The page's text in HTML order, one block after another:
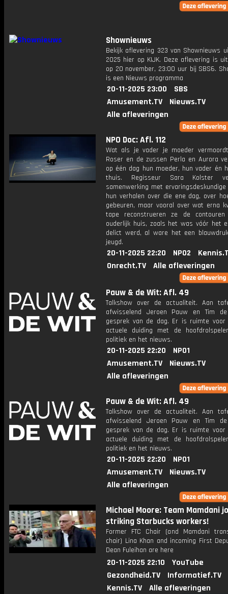
Shownieuws
Bekijk aflevering 323 van Shownieuws
2025 hier op KIJK. Deze aflevering is
op 20 november, 23:00 uur bij SBS6.
is een Nieuws programma
20-11-2025 23:00
SBS
Amusement.TV
Nieuws.TV
Alle afleveringen
NPO Doc: Afl. 112
Wat als je vader je moeder
Roser en de zussen Perla en Aurora
op één dag hun moeder, hun vader én
thuis. Regisseur Sara Kolster
samenwerking met
hun verhalen over die ene dag, over
gebeuren, maar vooral over wat erna
tape reconstrueren ze de
ouderlijk huis, zoals het was vóór het
delict werd, al ware het een
jeugd.
20-11-2025 22:20 NPO2
Onrecht.TV
Alle afleveringen
Pauw & de Wit: Afl. 49
Talkshow over de actualiteit. Aan
afwisselend Jeroen Pauw en Tim
gesprek van de dag. Er is ruimte
actuele duiding met de
politiek en het nieuws.
20-11-2025 22:20
NPO1
Amusement.TV
Nieuws.TV
Alle afleveringen
Pauw & de Wit: Afl. 49
Talkshow over de actualiteit. Aan
afwisselend Jeroen Pauw en Tim
gesprek van de dag. Er is ruimte
actuele duiding met de
politiek en het nieuws.
20-11-2025 22:20
NPO1
Amusement.TV
Nieuws.TV
Alle afleveringen
Michael Moore: Team Mamdani
striking Starbucks workers!
Former FTC Chair (and Mamdani
chair) Lina Khan and incoming First
Dean Fuleihan are here
20-11-2025 22:10
YouTube
Gezondheid.TV
Informatief.TV
Kennis.TV
Alle afleveringen